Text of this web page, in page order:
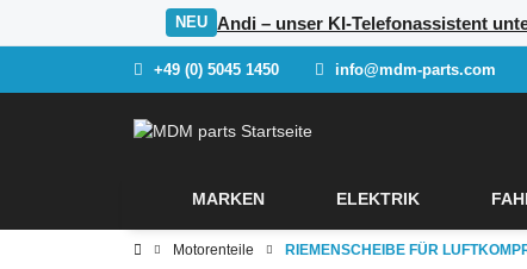
NEU Andi – unser KI-Telefonassistent
+49 (0) 5045 1450 info@mdm-parts.com
MARKEN ELEKTRIK
Motorenteile RIEMENSCHEIBE FÜR